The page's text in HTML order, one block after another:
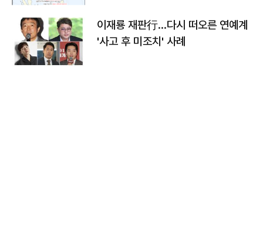
이재룡 재판行…다시 떠오른 연예계
'사고 후 미조치' 사례